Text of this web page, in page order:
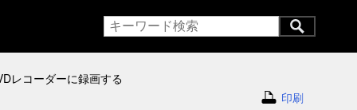
レコーダーに録画する
印刷